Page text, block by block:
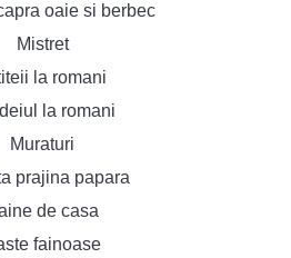
oaie si berbec
Mistret
la romani
la romani
Muraturi
prajina papara
de casa
fainoase